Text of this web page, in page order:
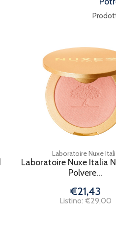
Laboratoire Nuxe
Laboratoire Nuxe Italia
Polvere...
€21,43
Listino: €29,00